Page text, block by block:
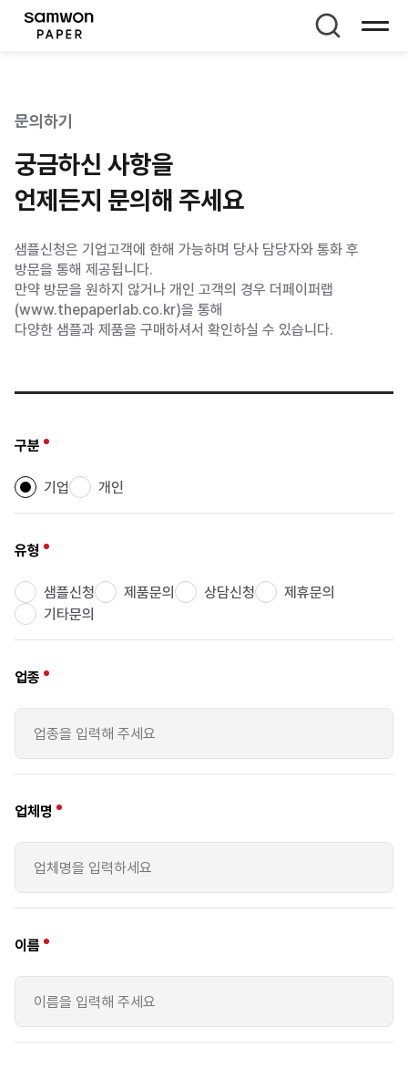
문의하기
궁금하신 사항을
언제든지 문의해 주세요
샘플신청은 기업고객에 한해 가능하며 당사 담당자와 통화 후
방문을 통해 제공됩니다.
만약 방문을 원하지 않거나 개인 고객의 경우 더페이퍼랩
(www.thepaperlab.co.kr)을 통해
다양한 샘플과 제품을 구매하셔서 확인하실 수 있습니다.
구분
기업 개인
유형
샘플신청 제품문의 상담신청
제휴문의
기타문의
업종
업체명
이름